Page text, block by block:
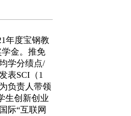
年度宝钢教
学金。推免
学分绩点/
表SCI（1
负责人带领
生创新创业
际“互联网